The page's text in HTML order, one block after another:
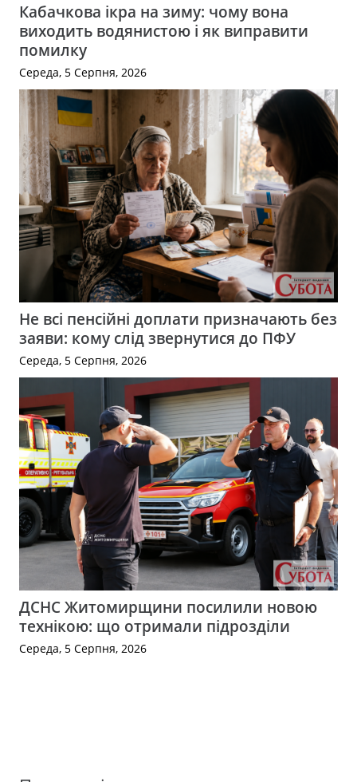
Кабачкова ікра на зиму: чому вона
виходить водянистою і як виправити
помилку
Середа, 5 Серпня, 2026
Не всі пенсійні доплати призначають без
заяви: кому слід звернутися до ПФУ
Середа, 5 Серпня, 2026
ДСНС Житомирщини посилили новою
технікою: що отримали підрозділи
Середа, 5 Серпня, 2026